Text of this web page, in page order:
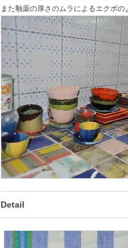
また釉薬の厚さのムラによるエクボの
Detail